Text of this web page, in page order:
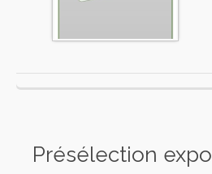
Présélection expo